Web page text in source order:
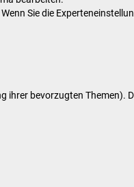
Sie die
bevorzugten Themen).